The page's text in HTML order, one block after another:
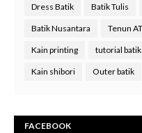
Dress Batik Batik Tulis
Batik Nusantara Tenun
Kain printing tutorial batik
Kain shibori Outer batik
FACEBOOK